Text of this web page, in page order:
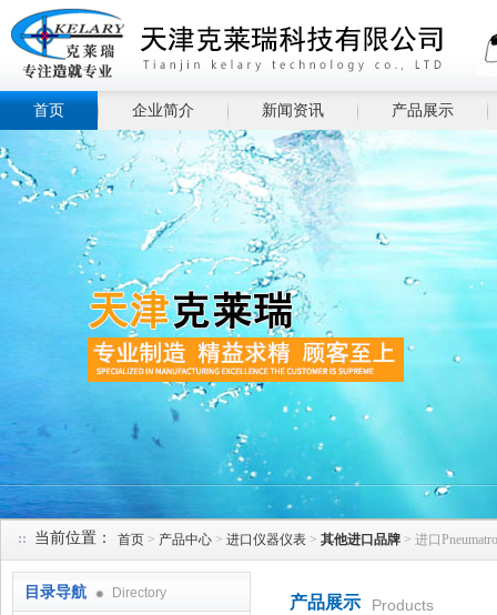
首页 企业简介 新闻资讯 产品展示
当前位置： 首页 > 产品中心 > 进口仪器仪表 > 其他进口品牌 > 进口
目录导航 Directory 产品展示 Products